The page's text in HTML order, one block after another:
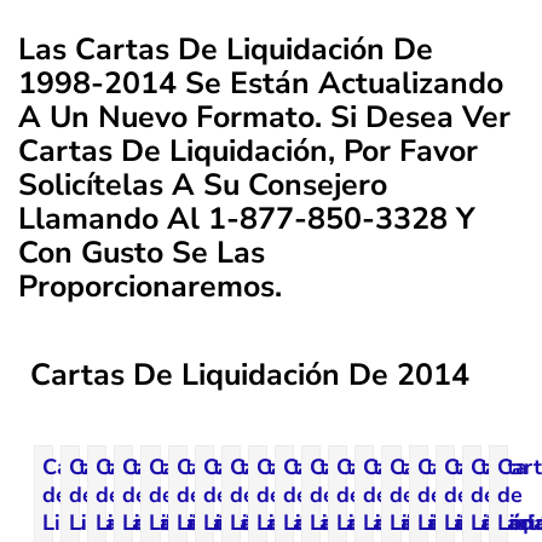
Las Cartas De Liquidación De
1998-2014 Se Están Actualizando
A Un Nuevo Formato. Si Desea Ver
Cartas De Liquidación, Por Favor
Solicítelas A Su Consejero
Llamando Al 1-877-850-3328 Y
Con Gusto Se Las
Proporcionaremos.
Cartas De Liquidación De 2014
Carta
de
Liquidación
Carta
de
Liquidación
Carta
de
Liquidación
Carta
de
Liquidación
Carta
de
Liquidación
Carta
de
Liquidación
Carta
de
Liquidación
Carta
de
Liquidación
Carta
de
Liquidación
Carta
de
Liquidación
Carta
de
Liquidación
Carta
de
Liquidación
Carta
de
Liquidación
Carta
de
Liquidación
Carta
de
Liquidación
Carta
de
Carta
de de